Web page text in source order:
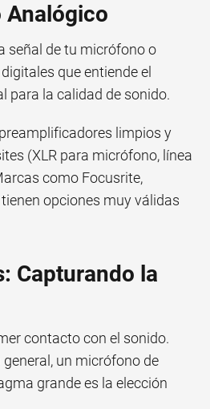
Analógico
señal de tu micrófono o
que entiende el
para la calidad de sonido.
limpios y
(XLR para micrófono, línea
como Focusrite,
opciones muy válidas
Capturando la
contacto con el sonido.
un micrófono de
grande es la elección